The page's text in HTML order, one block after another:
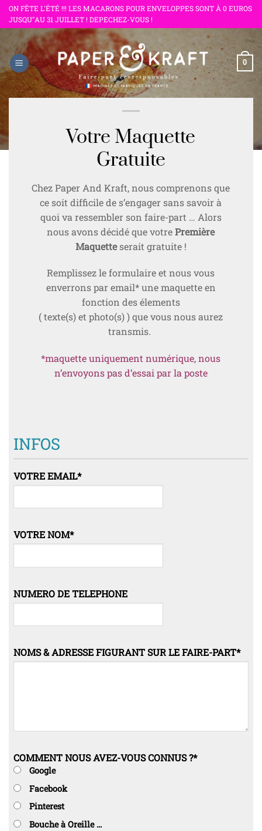
Passer
au
contenu
ON FÊTE L'ÉTÉ !!! LES MACARONS POUR ENVELOPPES SONT À 0 EUROS
JUSQU"AU 31 JUILLET ! DEPECHEZ-VOUS !
0
Votre Maquette
Gratuite
Chez Paper And Kraft, nous comprenons que
ce soit difficile de s’engager sans savoir à
quoi va ressembler son faire-part … Alors
nous avons décidé que votrePremière
Maquetteserait gratuite !
Remplissez le formulaire et nous vous
enverrons par email* une maquette en
fonction des élements
( texte(s) et photo(s) ) que vous nous aurez
transmis.
*maquette uniquement numérique, nous
n’envoyons pas d’essai par la poste
INFOS
VOTRE EMAIL*
VOTRE NOM*
NUMERO DE TELEPHONE
NOMS & ADRESSE FIGURANT SUR LE FAIRE-PART*
COMMENT NOUS AVEZ-VOUS CONNUS ?*
Google
Facebook
Pinterest
Bouche à Oreille ...